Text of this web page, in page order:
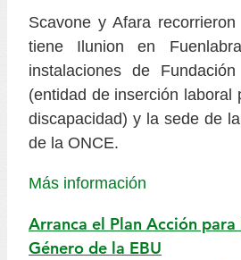
Scavone y Afara
tiene Ilunion en
instalaciones de
(entidad de inserción laboral
discapacidad) y la sede de
de la ONCE.
Más información
Arranca el Plan Acción
Género de la EBU